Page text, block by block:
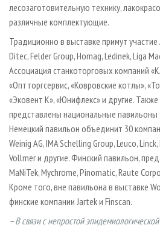
лесозаготовительную технику,
различные комплектующие.
Традиционно в выставке примут
Ditec, Felder Group, Homag, Ledinek, Liga
Ассоциация станкоторговых компаний
«Оптторгсервис, «Ковровские котлы»,
«Эковент К», «Юнифлекс» и другие.
представлены национальные
Немецкий павильон объединит 30
Weinig AG, IMA Schelling Group, Leuco,
Vollmer и другие. Финский павильон,
MaNiTek, Mychrome, Pinomatic, Raute
Кроме того, вне павильона в выставке
финские компании Jartek и Finscan.
– В связи с непростой